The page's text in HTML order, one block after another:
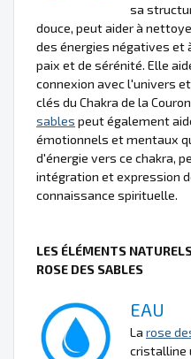
sa
douce, peut aider à
des énergies négatives et
paix et de sérénité. Elle
connexion avec l'univers
clés du Chakra de la
sables peut également
émotionnels et mentaux
d'énergie vers ce chakra,
intégration et expression
connaissance spirituelle.
LES ÉLÉMENTS
ROSE DES SABLES
EAU
La rose
cristalline